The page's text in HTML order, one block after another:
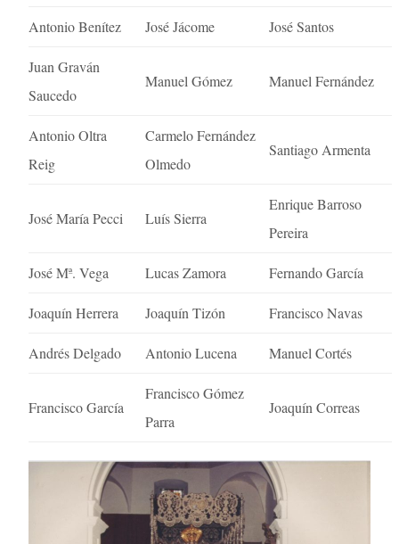
Antonio Benítez José Jácome José Santos
Juan Graván
Saucedo
Manuel Gómez Manuel Fernández
Antonio Oltra
Reig
Carmelo Fernández
Olmedo
Santiago Armenta
José María Pecci Luís Sierra
Enrique Barroso
Pereira
José Mª. Vega Lucas Zamora Fernando García
Joaquín Herrera Joaquín Tizón Francisco Navas
Andrés Delgado Antonio Lucena Manuel Cortés
Francisco García
Francisco Gómez
Parra
Joaquín Correas